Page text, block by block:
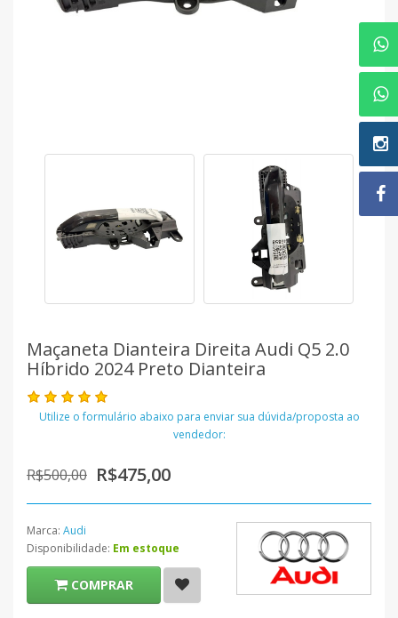
Maçaneta Dianteira Direita Audi Q5 2.0
Híbrido 2024 Preto Dianteira
Utilize o formulário abaixo para enviar sua dúvida/proposta ao
vendedor:
R$500,00 R$475,00
Marca: Audi
Disponibilidade: Em estoque
COMPRAR